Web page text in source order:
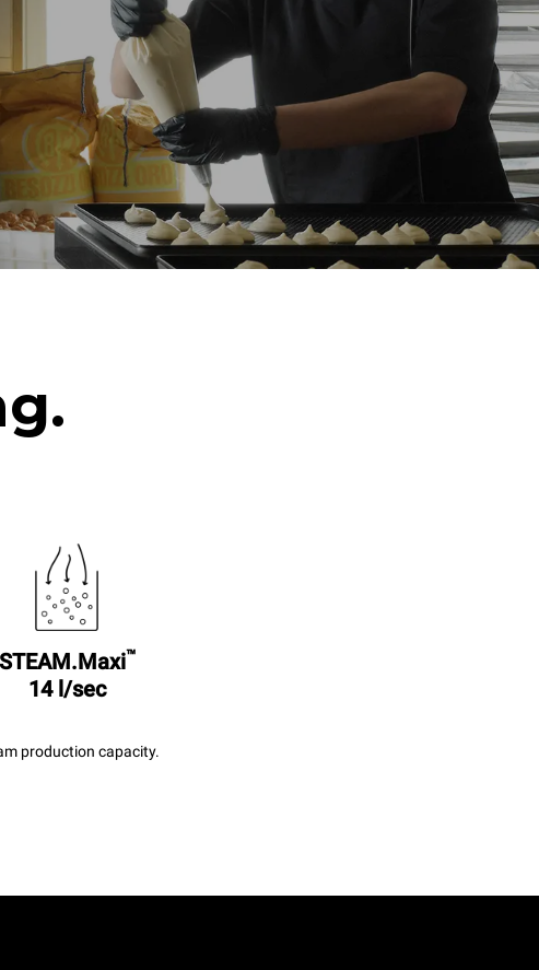
假设每天使用烤箱(300天/年)：
接排放。间接排
能源组合；通过
的能源，后者可
6次轻载烤鸡(载量为20%)
1次满载烘烤土豆
3次满载蒸汽烹饪
180°C空烤箱2小时
STEAM.Maxi™
14 l/sec
production capacity.